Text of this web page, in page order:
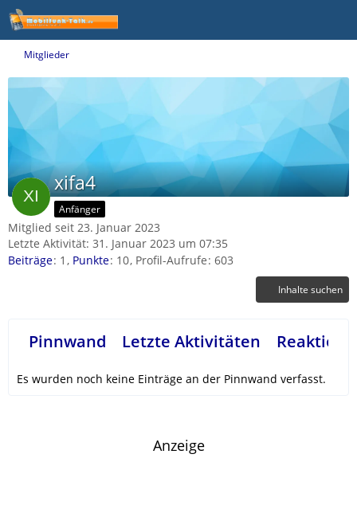
Mitglieder
xifa4
Anfänger
Mitglied seit 23. Januar 2023
Letzte Aktivität: 31. Januar 2023 um 07:35
Beiträge 1 Punkte 10 Profil-Aufrufe 603
Inhalte suchen
Pinnwand Letzte Aktivitäten
Es wurden noch keine Einträge an der Pinnwand verfasst.
Anzeige